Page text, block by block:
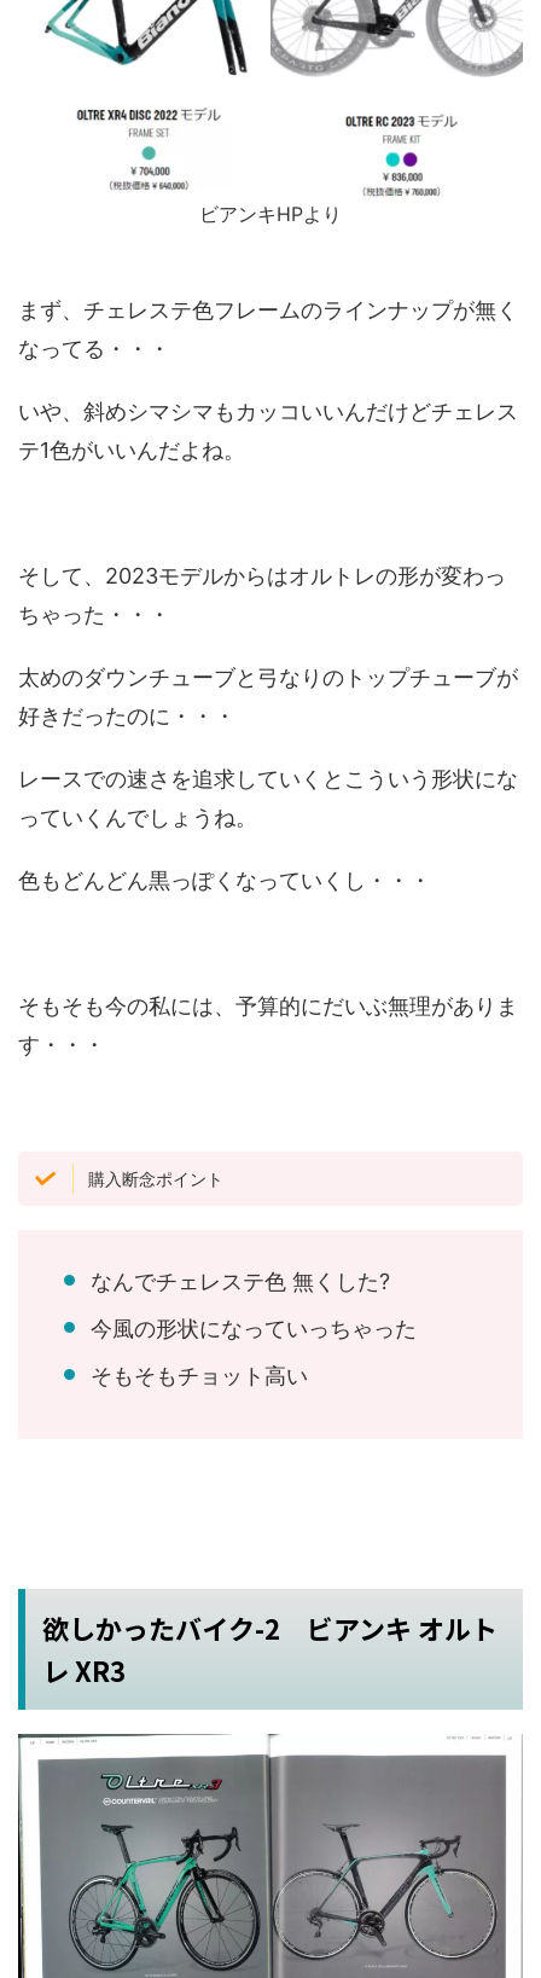
ビアンキHPより
まず、チェレステ色フレームのラインナップが無く
なってる・・・
いや、斜めシマシマもカッコいいんだけどチェレス
テ1色がいいんだよね。
そして、2023モデルからはオルトレの形が変わっ
ちゃった・・・
太めのダウンチューブと弓なりのトップチューブが
好きだったのに・・・
レースでの速さを追求していくとこういう形状にな
っていくんでしょうね。
色もどんどん黒っぽくなっていくし・・・
そもそも今の私には、予算的にだいぶ無理がありま
す・・・
購入断念ポイント
なんでチェレステ色 無くした?
今風の形状になっていっちゃった
そもそもチョット高い
欲しかったバイク-2 ビアンキ オルト
レ XR3